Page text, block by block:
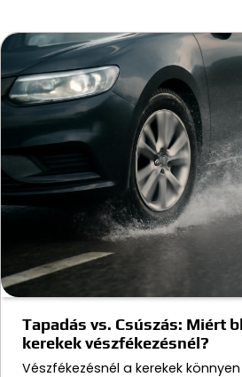
Tapadás vs. Csúszás: Miért
kerekek vészfékezésnél?
Vészfékezésnél a kerekek